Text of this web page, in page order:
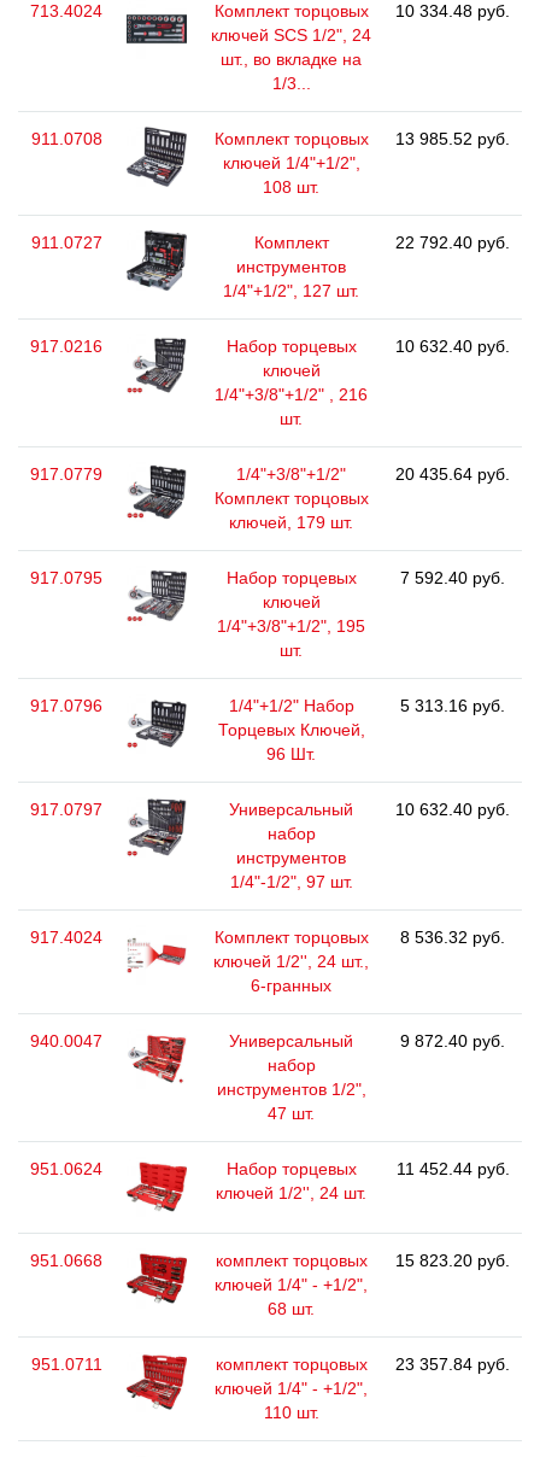
713.4024
Комплект торцовых
ключей SCS 1/2", 24
шт., во вкладке на
1/3...
10 334.48 руб.
911.0708
Комплект торцовых
ключей 1/4"+1/2",
108 шт.
13 985.52 руб.
911.0727
Комплект
инструментов
1/4"+1/2", 127 шт.
22 792.40 руб.
917.0216
Набор торцевых
ключей
1/4"+3/8"+1/2" , 216
шт.
10 632.40 руб.
917.0779
1/4"+3/8"+1/2"
Комплект торцовых
ключей, 179 шт.
20 435.64 руб.
917.0795
Набор торцевых
ключей
1/4"+3/8"+1/2", 195
шт.
7 592.40 руб.
917.0796
1/4"+1/2" Набор
Торцевых Ключей,
96 Шт.
5 313.16 руб.
917.0797
Универсальный
набор
инструментов
1/4"-1/2", 97 шт.
10 632.40 руб.
917.4024
Комплект торцовых
ключей 1/2'', 24 шт.,
6-гранных
8 536.32 руб.
940.0047
Универсальный
набор
инструментов 1/2",
47 шт.
9 872.40 руб.
951.0624
Набор торцевых
ключей 1/2'', 24 шт.
11 452.44 руб.
951.0668
комплект торцовых
ключей 1/4" - +1/2",
68 шт.
15 823.20 руб.
951.0711
комплект торцовых
ключей 1/4" - +1/2",
110 шт.
23 357.84 руб.